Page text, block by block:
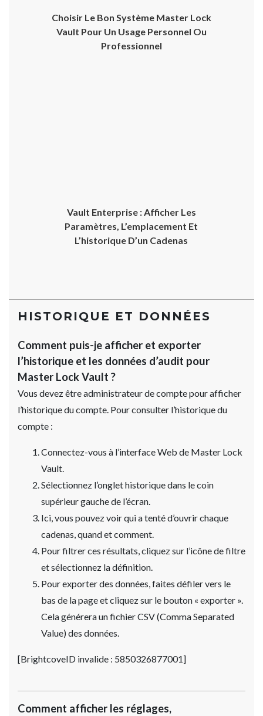
Choisir Le Bon Système Master Lock
Vault Pour Un Usage Personnel Ou
Professionnel
Vault Enterprise : Afficher Les
Paramètres, L’emplacement Et
L’historique D’un Cadenas
HISTORIQUE ET DONNÉES
Comment puis-je afficher et exporter
l’historique et les données d’audit pour
Master Lock Vault ?
Vous devez être administrateur de compte pour afficher
l’historique du compte. Pour consulter l’historique du
compte :
Connectez-vous à l’interface Web de Master Lock
Vault.
Sélectionnez l’onglet historique dans le coin
supérieur gauche de l’écran.
Ici, vous pouvez voir qui a tenté d’ouvrir chaque
cadenas, quand et comment.
Pour filtrer ces résultats, cliquez sur l’icône de filtre
et sélectionnez la définition.
Pour exporter des données, faites défiler vers le
bas de la page et cliquez sur le bouton « exporter ».
Cela générera un fichier CSV (Comma Separated
Value) des données.
[BrightcoveID invalide : 5850326877001]
Comment afficher les réglages,